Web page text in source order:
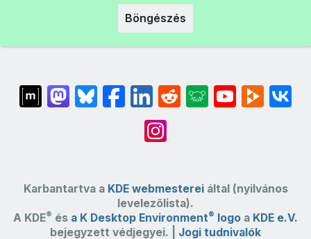
Böngészés
Karbantartva a KDE webmestereiáltal (nyilvános
levelezőlista).
A KDE® és a K Desktop Environment® logo a KDE e.V.
bejegyzett védjegyei. | Jogi tudnivalók